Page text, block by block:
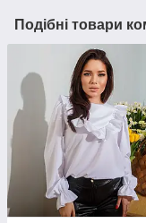
Подібні товари